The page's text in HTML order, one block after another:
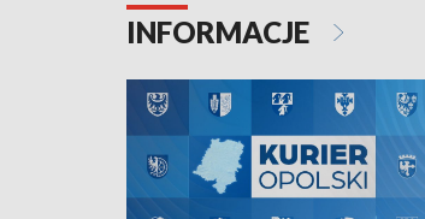
torowym.
INFORMACJE